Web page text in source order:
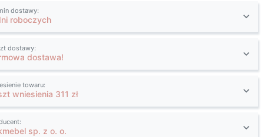
dostawy:
roboczych
dostawy:
dostawa!
towaru:
wniesienia 311 zł
sp. z o. o.